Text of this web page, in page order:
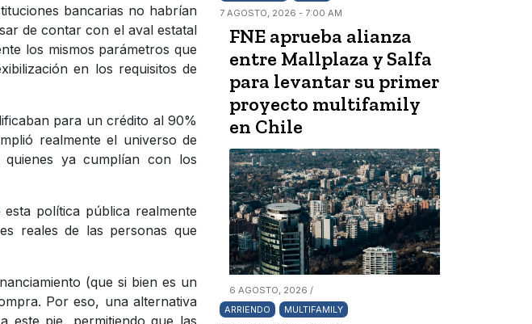
bancarias no habrían
de contar con el aval estatal
los mismos parámetros que
en los requisitos de
para un crédito al 90%
realmente el universo de
quienes ya cumplían con los
política pública realmente
reales de las personas que
(que si bien es un
Por eso, una alternativa
este pie, permitiendo que las
7 AGOSTO, 2026 - 7:00 AM
FNE aprueba alianza
entre Mallplaza y Salfa
para levantar su primer
proyecto multifamily
en Chile
6 AGOSTO, 2026 /
ARRIENDO
MULTIFAMILY